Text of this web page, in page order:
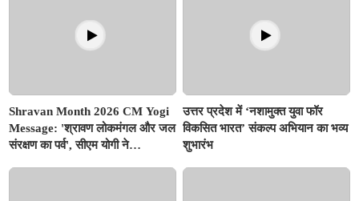
Shravan Month 2026 CM Yogi
Message: 'श्रावण लोकमंगल और जल
संरक्षण का पर्व', सीएम योगी ने
उत्तर प्रदेश में ‘नशामुक्त युवा फॉर
विकसित भारत’ संकल्प अभियान का भव्य
शुभारंभ